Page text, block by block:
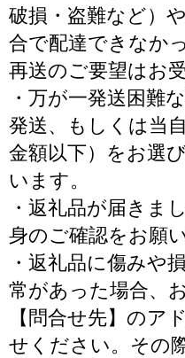
破損・盗難など）
合で配達できなか
再送のご要望はお
・万が一発送困難
発送、もしくは当
金額以下）をお選
います。
・返礼品が届きま
身のご確認をお願
・返礼品に傷みや
常があった場合、
【問合せ先】のア
せください。その